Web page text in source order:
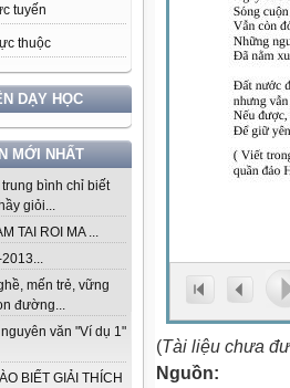
tuyến
thuộc
DẠY HỌC
MỚI NHẤT
bình chỉ biết
giỏi...
TAI ROI MA ...
mến trẻ, vững
đường...
văn "Ví dụ 1"
BIẾT GIẢI THÍCH
(Tài liệu chưa
Nguồn: